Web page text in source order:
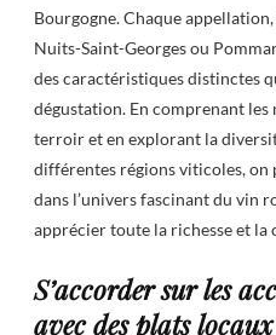
Bourgogne. Chaque
Nuits-Saint-Georges ou
des caractéristiques distinctes
dégustation. En comprenant les
terroir et en explorant la
différentes régions viticoles,
dans l’univers fascinant du vin
apprécier toute la richesse et la
S’accorder sur les
avec des plats